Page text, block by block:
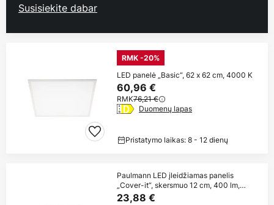
Susisiekite dabar
RMK -20%
LED panelė „Basic“, 62 x 62 cm, 4000 K
60,96 €
RMK76,21 €
Duomenų lapas
Pristatymo laikas: 8 - 12 dienų
Paulmann LED įleidžiamas panelis
„Cover-it“, skersmuo 12 cm, 400 lm,
3000 K,
23,88 €